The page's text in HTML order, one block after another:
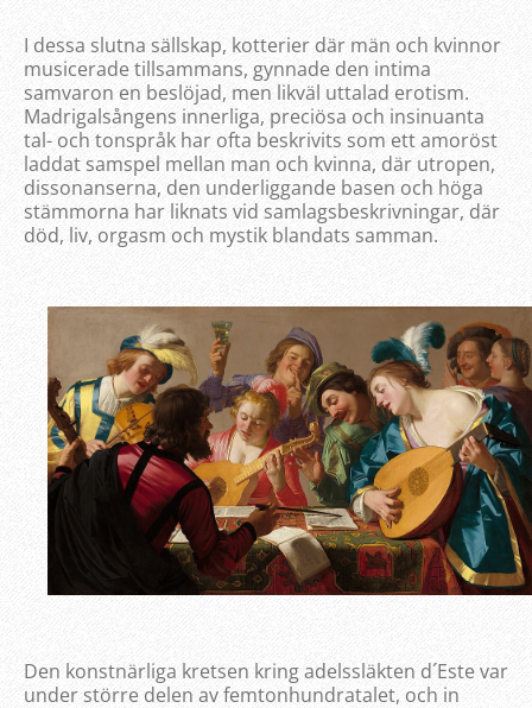
I dessa slutna sällskap, kotterier där män och kvinnor
musicerade tillsammans, gynnade den intima
samvaron en beslöjad, men likväl uttalad erotism.
Madrigalsångens innerliga, preciösa och insinuanta
tal- och tonspråk har ofta beskrivits som ett amoröst
laddat samspel mellan man och kvinna, där utropen,
dissonanserna, den underliggande basen och höga
stämmorna har liknats vid samlagsbeskrivningar, där
död, liv, orgasm och mystik blandats samman.
Den konstnärliga kretsen kring adelssläkten d´Este var
under större delen av femtonhundratalet, och in